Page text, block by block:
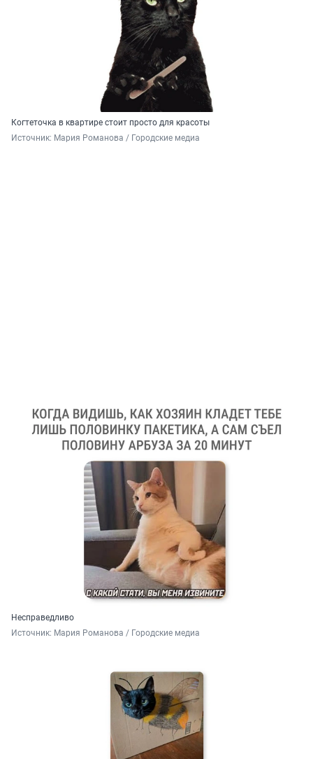
Когтеточка в квартире стоит просто для красоты
Источник: Мария Романова / Городские медиа
Несправедливо
Источник: Мария Романова / Городские медиа